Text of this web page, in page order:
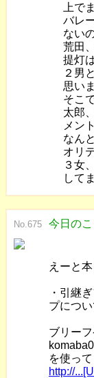
上で
バレ
ない
荒田
提灯は
２男
思い
そこ
太郎
メン
なん
オリ
３女
して
No.675 今日のこ
えーと
・引継
プについ
ブリー
を使っ
http://